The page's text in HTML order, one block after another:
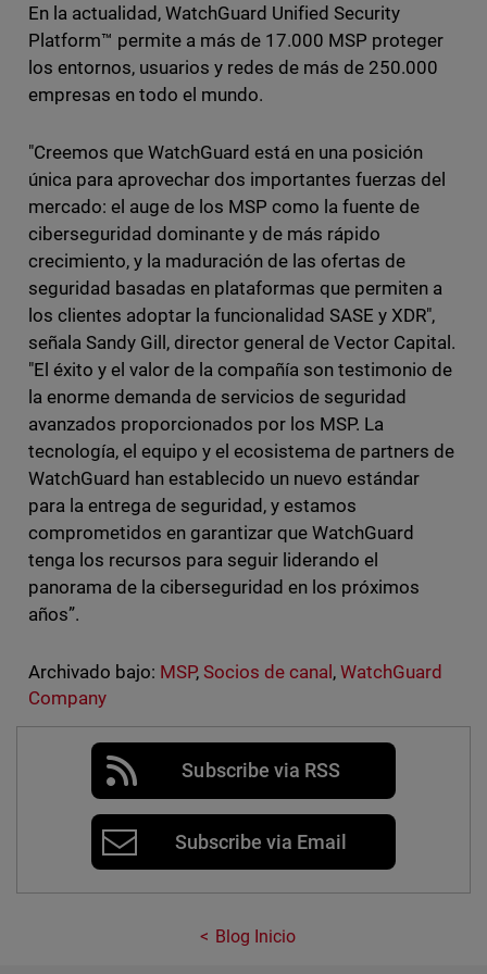
En la actualidad, WatchGuard Unified Security
Platform™ permite a más de 17.000 MSP proteger
los entornos, usuarios y redes de más de 250.000
empresas en todo el mundo.
"Creemos que WatchGuard está en una posición
única para aprovechar dos importantes fuerzas del
mercado: el auge de los MSP como la fuente de
ciberseguridad dominante y de más rápido
crecimiento, y la maduración de las ofertas de
seguridad basadas en plataformas que permiten a
los clientes adoptar la funcionalidad SASE y XDR",
señala Sandy Gill, director general de Vector Capital.
"El éxito y el valor de la compañía son testimonio de
la enorme demanda de servicios de seguridad
avanzados proporcionados por los MSP. La
tecnología, el equipo y el ecosistema de partners de
WatchGuard han establecido un nuevo estándar
para la entrega de seguridad, y estamos
comprometidos en garantizar que WatchGuard
tenga los recursos para seguir liderando el
panorama de la ciberseguridad en los próximos
años”.
Archivado bajo: MSP, Socios de canal ,WatchGuard
Company
Subscribe via RSS
Subscribe via Email
Blog Inicio